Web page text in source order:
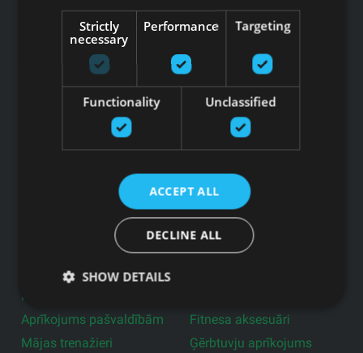
Pieteikties jaunumiem
Privātuma politika
Profesionālie trenažieri
Aprīkojums pašvaldībām
Mājas trenažieri
Fitnesa aksesuāri
Ģērbtuvju aprīkojums
Strictly
necessary
Performance Targeting
Functionality Unclassified
ACCEPT ALL
DECLINE ALL
SHOW DETAILS